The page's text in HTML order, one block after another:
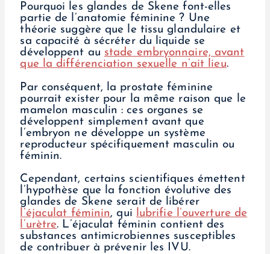
Pourquoi les glandes de Skene font-elles
partie de l’anatomie féminine ? Une
théorie suggère que le tissu glandulaire et
sa capacité à sécréter du liquide se
développent au stade embryonnaire, avant
que la différenciation sexuelle n’ait lieu.
Par conséquent, la prostate féminine
pourrait exister pour la même raison que le
mamelon masculin : ces organes se
développent simplement avant que
l’embryon ne développe un système
reproducteur spécifiquement masculin ou
féminin.
Cependant, certains scientifiques émettent
l’hypothèse que la fonction évolutive des
glandes de Skene serait de libérer
l’éjaculat féminin, qui
lubrifie l’ouverture de
l’urètre. L’éjaculat féminin contient des
substances antimicrobiennes susceptibles
de contribuer à prévenir les IVU.